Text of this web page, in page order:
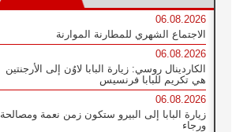
06.08.2026
الاجتماع الشهري للمطارنة الموارنة
06.08.2026
الكاردينال روسي: زيارة البابا لاوُن إلى الأرجنتين
هي تكريم للبابا فرنسيس
06.08.2026
زيارة البابا إلى البيرو ستكون زمن نعمة ومصالحة
ورجاء